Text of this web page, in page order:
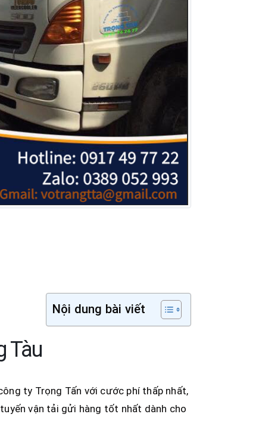
Nội dung bài viết
Tàu
ty Trọng Tấn với cước phí thấp nhất,
vận tải gửi hàng tốt nhất dành cho